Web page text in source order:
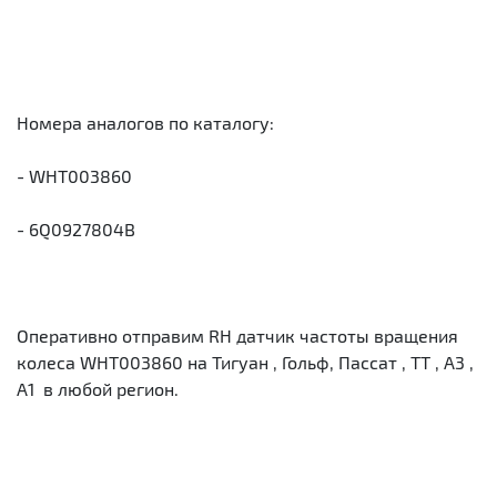
Номера аналогов по каталогу:
- WHT003860
- 6Q0927804B
Оперативно отправим RH датчик частоты вращения
колеса WHT003860 на Тигуан , Гольф, Пассат , ТТ , А3 ,
А1 в любой регион.